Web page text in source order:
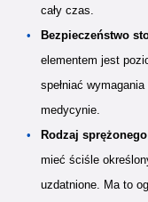
cały czas.
Bezpieczeństwo
elementem jest
spełniać
medycynie.
Rodzaj
mieć ściśle
uzdatnione. Ma to